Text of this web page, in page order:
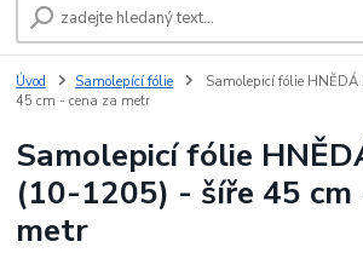
Úvod Samolepící fólie
Samolepicí fólie
45 cm - cena za metr
Samolepicí fólie
(10-1205) - šíře 45 cm
metr